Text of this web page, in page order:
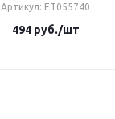
Артикул: ET055740
494руб./шт